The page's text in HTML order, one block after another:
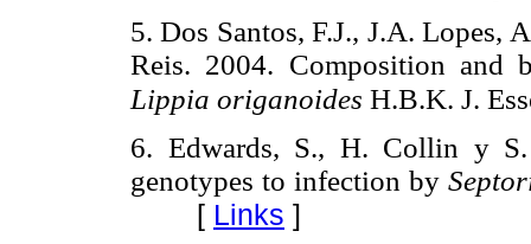
5. Dos Santos, F.J., J.A. Lopes,
Reis. 2004. Composition and
Lippia origanoides H.B.K. J.
6. Edwards, S., H. Collin y
genotypes to infection by
[ Links ]